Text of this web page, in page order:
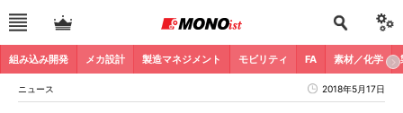
組み込み開発 メカ設計 製造マネジメント モビリティ FA 素材／化学
ニュース 2018年5月17日